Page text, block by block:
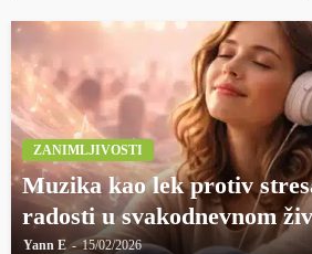
ZANIMLJIVOSTI
Muzika kao lek protiv
radosti u svakodnevnom
Yann E 15/02/2026